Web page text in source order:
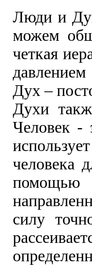
Люди и
можем
четкая
Дух –
Духи
Человек -
человека
силу